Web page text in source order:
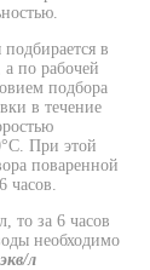
в
по рабочей
подбора
в течение
При этой
поваренной
часов.
то за 6 часов
необходимо
л